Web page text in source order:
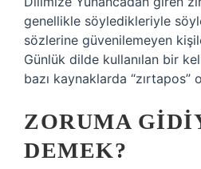
genellikle söyledikleriyle
sözlerine güvenilemeyen
Günlük dilde kullanılan bir
bazı kaynaklarda “zırtapos”
ZORUMA
DEMEK?